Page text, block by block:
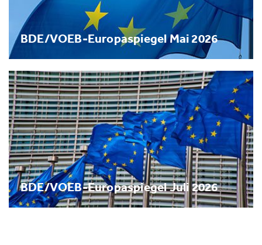
BDE/VOEB-Europaspiegel Mai 2026
BDE/VOEB-Europaspiegel Juli 2026